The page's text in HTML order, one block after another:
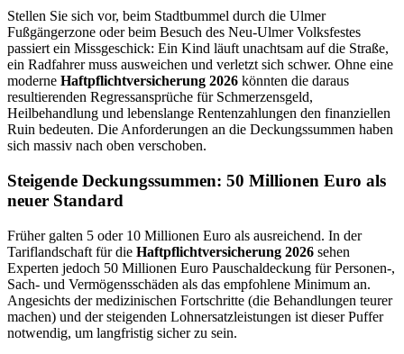
Stellen Sie sich vor, beim Stadtbummel durch die Ulmer
Fußgängerzone oder beim Besuch des Neu-Ulmer Volksfestes
passiert ein Missgeschick: Ein Kind läuft unachtsam auf die Straße,
ein Radfahrer muss ausweichen und verletzt sich schwer. Ohne eine
moderne Haftpflichtversicherung 2026 könnten die daraus
resultierenden Regressansprüche für Schmerzensgeld,
Heilbehandlung und lebenslange Rentenzahlungen den finanziellen
Ruin bedeuten. Die Anforderungen an die Deckungssummen haben
sich massiv nach oben verschoben.
Steigende Deckungssummen: 50 Millionen Euro als
neuer Standard
Früher galten 5 oder 10 Millionen Euro als ausreichend. In der
Tariflandschaft für die Haftpflichtversicherung 2026 sehen
Experten jedoch 50 Millionen Euro Pauschaldeckung für Personen-,
Sach- und Vermögensschäden als das empfohlene Minimum an.
Angesichts der medizinischen Fortschritte (die Behandlungen teurer
machen) und der steigenden Lohnersatzleistungen ist dieser Puffer
notwendig, um langfristig sicher zu sein.